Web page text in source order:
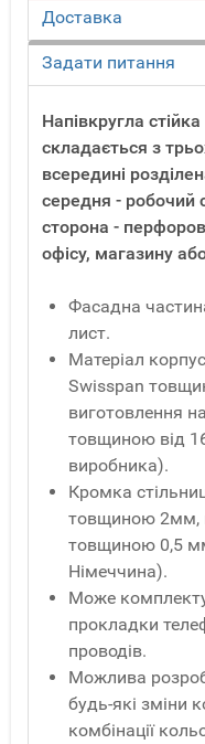
Доставка
Задати питання
Напівкругла
складається з
всередині
середня - робочий
сторона -
офісу, магазину
Фасадна
лист.
Матеріал
Swisspan
виготовлення
товщиною від
виробника).
Кромка
товщиною 2мм,
товщиною 0,5
Німеччина).
Може
прокладки
проводів.
Можлива
будь-які зміни
комбінації